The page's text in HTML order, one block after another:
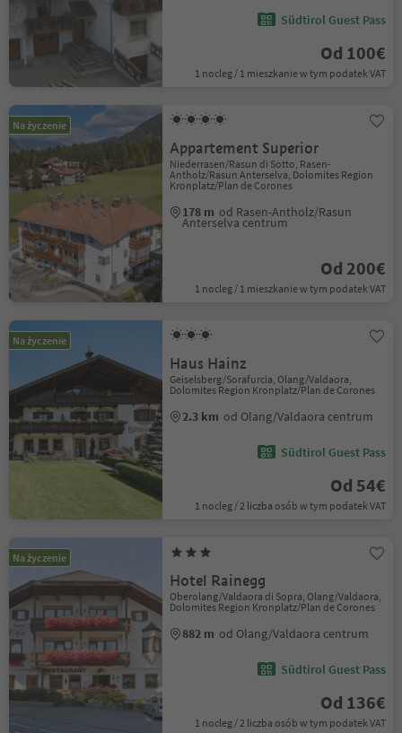
Südtirol Guest Pass
Od 100€
1 nocleg / 1 mieszkanie w tym podatek VAT
Na życzenie
Appartement Superior
Niederrasen/Rasun di Sotto, Rasen-
Antholz/Rasun Anterselva, Dolomites Region
Kronplatz/Plan de Corones
178 m od Rasen-Antholz/Rasun
Anterselva centrum
Od 200€
1 nocleg / 1 mieszkanie w tym podatek VAT
Na życzenie
Haus Hainz
Geiselsberg/Sorafurcia, Olang/Valdaora,
Dolomites Region Kronplatz/Plan de Corones
2.3 km od Olang/Valdaora centrum
Südtirol Guest Pass
Od 54€
1 nocleg / 2 liczba osób w tym podatek VAT
Na życzenie
Hotel Rainegg
Oberolang/Valdaora di Sopra, Olang/Valdaora,
Dolomites Region Kronplatz/Plan de Corones
882 m od Olang/Valdaora centrum
Südtirol Guest Pass
Od 136€
1 nocleg / 2 liczba osób w tym podatek VAT